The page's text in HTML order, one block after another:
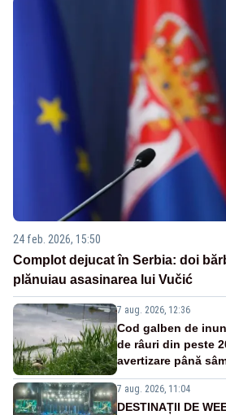
24 feb. 2026, 15:50
Complot dejucat în Serbia: doi
plănuiau asasinarea lui Vučić
7 aug. 2026, 12:36
Cod galben de
de râuri din peste
avertizare până
7 aug. 2026, 11:04
DESTINAȚII DE